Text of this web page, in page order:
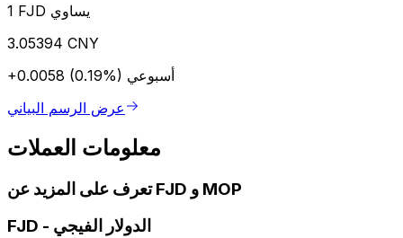
1 FJD يساوي
3.05394 CNY
+0.0058 (0.19%) أسبوعي
عرض الرسم البياني
معلومات العملات
تعرف على المزيد عن FJD و MOP
FJD - الدولار الفيجي